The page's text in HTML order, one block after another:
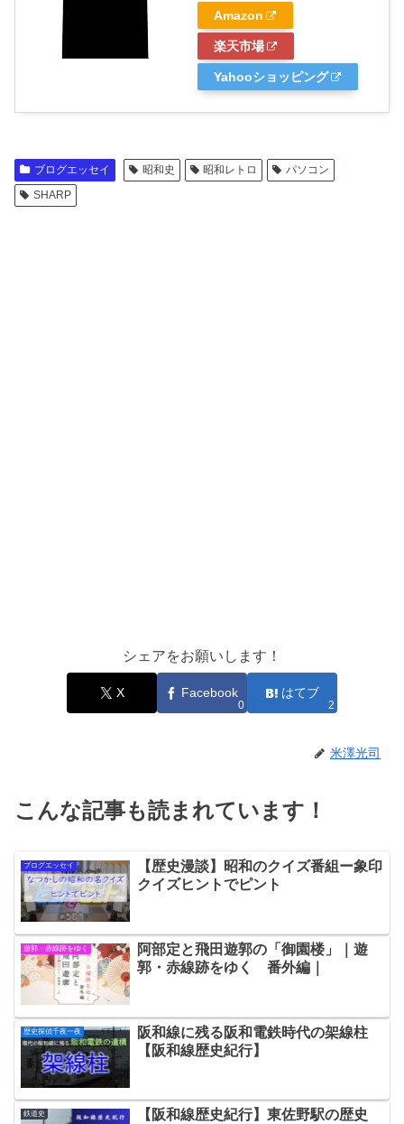
Amazon
楽天市場
Yahooショッピング
ブログエッセイ 昭和史 昭和レトロ
パソコン
SHARP
シェアをお願いします！
X Facebook
0
はてブ
2
米澤光司
こんな記事も読まれています！
ブログエッセイ
【歴史漫談】昭和のクイズ番組ー象印
クイズヒントでピント
遊郭・赤線跡をゆく
阿部定と飛田遊郭の「御園楼」｜遊
郭・赤線跡をゆく 番外編｜
歴史探偵千夜一夜
阪和線に残る阪和電鉄時代の架線柱
【阪和線歴史紀行】
鉄道史
【阪和線歴史紀行】東佐野駅の歴史